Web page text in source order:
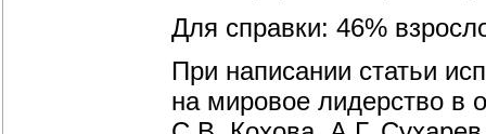
Для справки: 46%
При написании статьи
на мировое лидерство в